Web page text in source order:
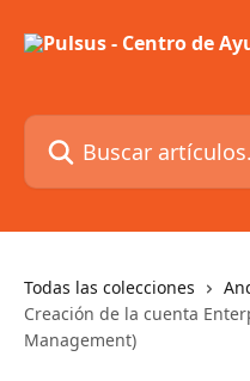
Buscar artículos...
Todas las colecciones
Creación de la cuenta
Management)